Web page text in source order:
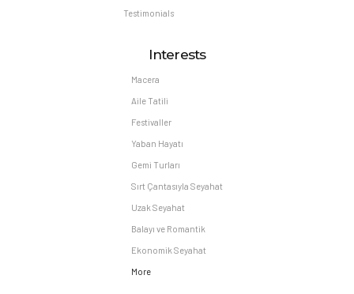
Testimonials
Interests
Macera
Aile Tatili
Festivaller
Yaban Hayatı
Gemi Turları
Sırt Çantasıyla Seyahat
Uzak Seyahat
Balayı ve Romantik
Ekonomik Seyahat
More